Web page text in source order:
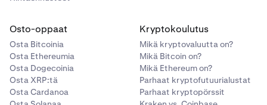
Osto-oppaat
Osta Bitcoinia
Osta Ethereumia
Osta Dogecoinia
Osta XRP:tä
Osta Cardanoa
Kryptokoulutus
Mikä kryptovaluutta on?
Mikä Bitcoin on?
Mikä Ethereum on?
Parhaat kryptofutuurialustat
Parhaat kryptopörssit